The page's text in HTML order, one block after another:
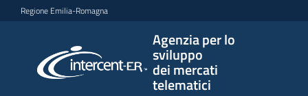
Vai al contenuto
Vai alla navigazione
Vai al footer
Regione Emilia-Romagna
Agenzia per lo
sviluppo
dei mercati
telematici
per lo
sviluppo